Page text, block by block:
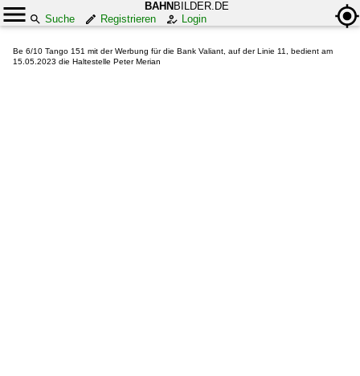
BAHN BILDER.DE
Suche
Registrieren Login
Be 6/10 Tango 151 mit der Werbung für die Bank Valiant, auf der Linie 11, bedient am
15.05.2023 die Haltestelle Peter Merian